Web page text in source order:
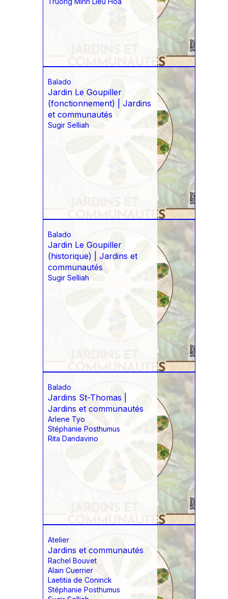
Balado
Jardin Le Goupiller
(fonctionnement) | Jardins
et communautés
Sugir Selliah
Balado
Jardin Le Goupiller
(historique) | Jardins et
communautés
Sugir Selliah
Balado
Jardins St-Thomas |
Jardins et communautés
Arlene Tyo
Stéphanie Posthumus
Rita Dandavino
Atelier
Jardins et communautés
Rachel Bouvet
Alain Cuerrier
Laetitia de Coninck
Stéphanie Posthumus